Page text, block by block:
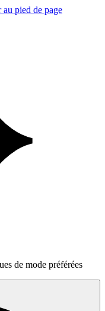
au pied de page
de mode préférées